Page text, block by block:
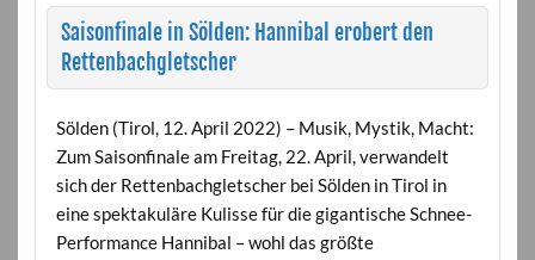
Saisonfinale in Sölden: Hannibal erobert den
Rettenbachgletscher
Sölden (Tirol, 12. April 2022) – Musik, Mystik, Macht:
Zum Saisonfinale am Freitag, 22. April, verwandelt
sich der Rettenbachgletscher bei Sölden in Tirol in
eine spektakuläre Kulisse für die gigantische Schnee-
Performance Hannibal – wohl das größte